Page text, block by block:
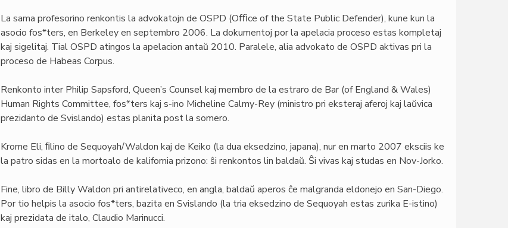
La sama profesorino renkontis la advokatojn de OSPD (Oﬃce of the State Public Defender), kune kun la
asocio fos*ters, en Berkeley en septembro 2006. La dokumentoj por la apelacia proceso estas kompletaj
kaj sigelitaj. Tial OSPD atingos la apelacion antaŭ 2010. Paralele, alia advokato de OSPD aktivas pri la
proceso de Habeas Corpus.
Renkonto inter Philip Sapsford, Queen’s Counsel kaj membro de la estraro de Bar (of England & Wales)
Human Rights Committee, fos*ters kaj s-ino Micheline Calmy-Rey (ministro pri eksteraj aferoj kaj laŭvica
prezidanto de Svislando) estas planita post la somero.
Krome Eli, ﬁlino de Sequoyah/Waldon kaj de Keiko (la dua eksedzino, japana), nur en marto 2007 eksciis ke
la patro sidas en la mortoalo de kalifornia prizono: ŝi renkontos lin baldaŭ. Ŝi vivas kaj studas en Nov-Jorko.
Fine, libro de Billy Waldon pri antirelativeco, en angla, baldaŭ aperos ĉe malgranda eldonejo en San-Diego.
Por tio helpis la asocio fos*ters, bazita en Svislando (la tria eksedzino de Sequoyah estas zurika E-istino)
kaj prezidata de italo, Claudio Marinucci.